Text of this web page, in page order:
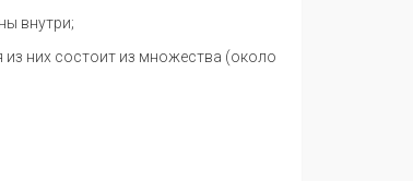
внутри;
из них состоит из множества (около